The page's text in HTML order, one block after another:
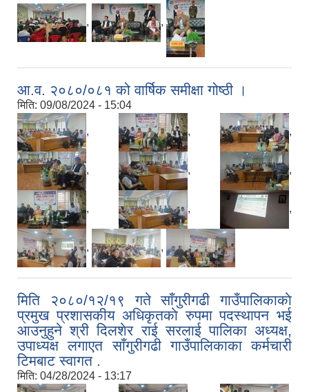
, ,
आ.व. २०८०/०८१ को वार्षिक समीक्षा गोष्ठी ।
मिति: 09/08/2024 - 15:04
, , ,
, , ,
, , ,
, ,
मिति २०८०/१२/१९ गते साँगुरीगढी गाउँपालिकाकाे
प्रमुख प्रशासकीय अधिकृतकाे रुपमा पदस्थापन भई
आउनुहुने श्री दिलशेर राई सरलाई पालिका अध्यक्ष,
उपाध्यक्ष लगाएत साँगुरीगढी गाउँपालिकाका कर्मचारी
टिमबाट स्वागत .
मिति: 04/28/2024 - 13:17